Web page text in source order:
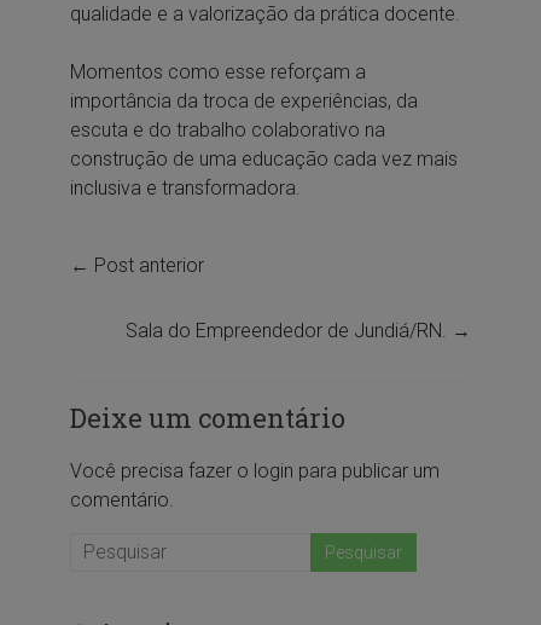
qualidade e a valorização da prática docente.
Momentos como esse reforçam a
importância da troca de experiências, da
escuta e do trabalho colaborativo na
construção de uma educação cada vez mais
inclusiva e transformadora.
← Post anterior
Sala do Empreendedor de Jundiá/RN. →
Deixe um comentário
Você precisa fazer o login para publicar um
comentário.